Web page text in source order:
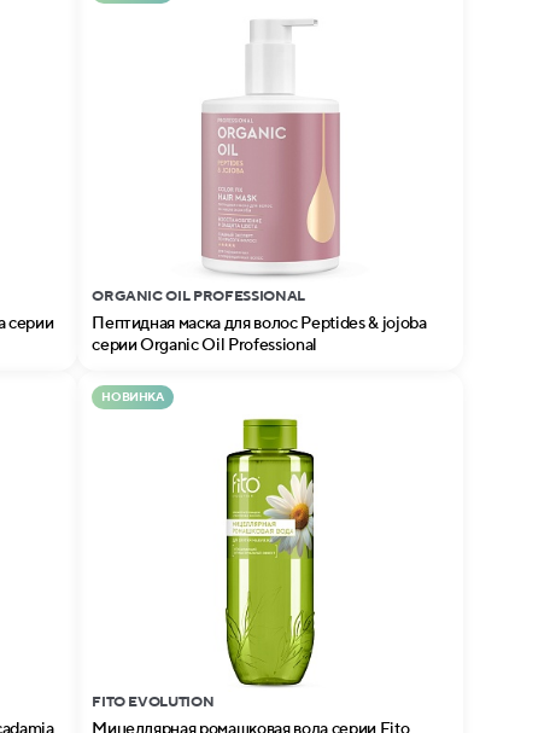
серии
ORGANIC OIL PROFESSIONAL
Пептидная маска для волос Peptides & jojoba
серии Organic Oil Professional
НОВИНКА
FITO EVOLUTION